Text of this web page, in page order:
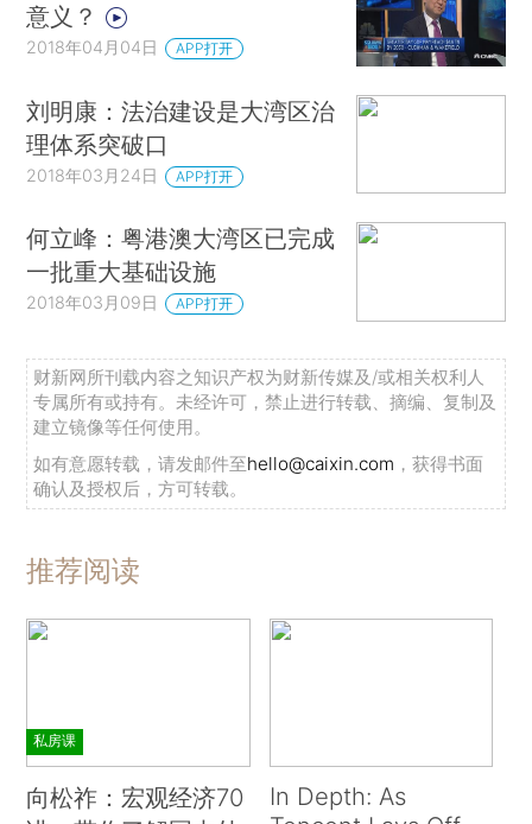
意义？
2018年04月04日 APP打开
刘明康：法治建设是大湾区治
理体系突破口
2018年03月24日 APP打开
何立峰：粤港澳大湾区已完成
一批重大基础设施
2018年03月09日 APP打开
财新网所刊载内容之知识产权为财新传媒及/或相关权利人
专属所有或持有。未经许可，禁止进行转载、摘编、复制及
建立镜像等任何使用。
如有意愿转载，请发邮件至hello@caixin.com ，获得书面
确认及授权后，方可转载。
推荐阅读
私房课
向松祚：宏观经济70
In Depth: As